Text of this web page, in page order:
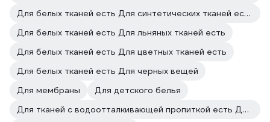
Для белых тканей есть Для синтетических тканей есть
Для белых тканей есть Для льняных тканей есть
Для белых тканей есть Для цветных тканей есть
Для белых тканей есть Для черных вещей
Для мембраны
Для детского белья
Для тканей с водоотталкивающей пропиткой есть Для мембранных тканей есть